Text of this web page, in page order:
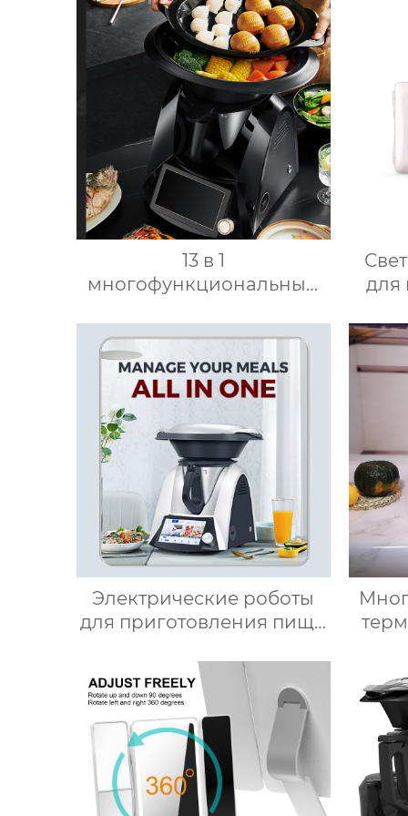
13 в 1
многофункциональный
сенсорный кухонный
комбайн
многофункциональный
кухонный комбайн
для
Электрические роботы
для приготовления пищи
пищи кухня Китай
высокоскоростной
супница кухонный
комбайн кухонная
техника Термомиксер